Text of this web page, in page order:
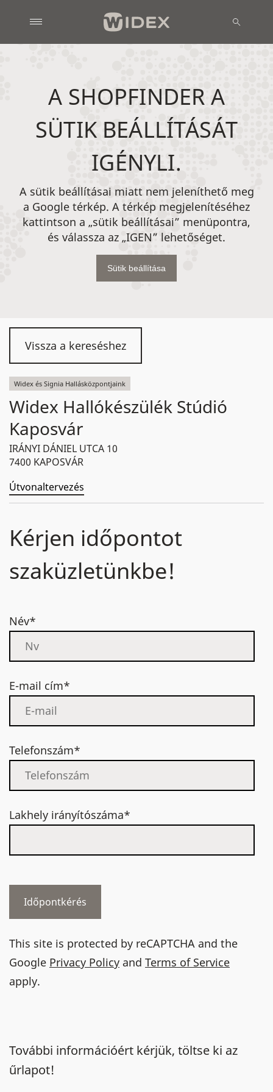
Vissza a kereséshez
Widex és Signia Hallásközpontjaink
Widex Hallókészülék Stúdió
Kaposvár
IRÁNYI DÁNIEL UTCA 10
7400 KAPOSVÁR
Útvonaltervezés
Kérjen időpontot
szaküzletünkbe!
Név*
E-mail cím*
Telefonszám*
Lakhely irányítószáma*
This site is protected by reCAPTCHA and the
Google Privacy Policy and Terms of Service
apply.
További információért kérjük, töltse ki az
űrlapot!
A SHOPFINDER A
SÜTIK BEÁLLÍTÁSÁT
IGÉNYLI.
A sütik beállításai miatt nem jeleníthető meg
a Google térkép. A térkép megjelenítéséhez
kattintson a „sütik beállításai” menüpontra,
és válassza az „IGEN” lehetőséget.
Sütik beállítása